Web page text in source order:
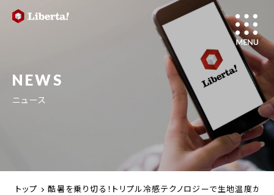
NEWS
ニュース
トップ 酷暑を乗り切る！トリプル冷感テクノロジーで生地温度が